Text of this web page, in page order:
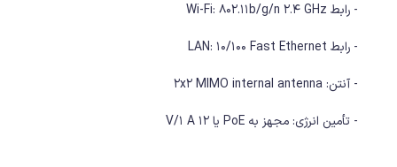
- رابط Wi-Fi: 802.11b/g/n 2.4 GHz
- رابط LAN: 10/100 Fast Ethernet
- آنتن: 2x2 MIMO internal antenna
- تأمین انرژی: مجهز به PoE یا 12 V/1 A